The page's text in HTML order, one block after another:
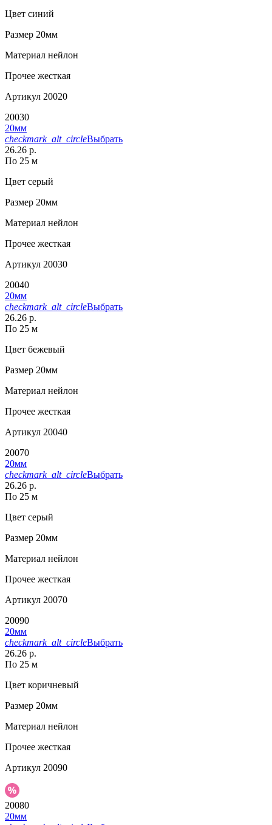
Цвет синий
Размер 20мм
Материал нейлон
Прочее жесткая
Артикул 20020
20030
20мм
checkmark_alt_circleВыбрать
26.26 р.
По 25 м
Цвет серый
Размер 20мм
Материал нейлон
Прочее жесткая
Артикул 20030
20040
20мм
checkmark_alt_circleВыбрать
26.26 р.
По 25 м
Цвет бежевый
Размер 20мм
Материал нейлон
Прочее жесткая
Артикул 20040
20070
20мм
checkmark_alt_circleВыбрать
26.26 р.
По 25 м
Цвет серый
Размер 20мм
Материал нейлон
Прочее жесткая
Артикул 20070
20090
20мм
checkmark_alt_circleВыбрать
26.26 р.
По 25 м
Цвет коричневый
Размер 20мм
Материал нейлон
Прочее жесткая
Артикул 20090
20080
20мм